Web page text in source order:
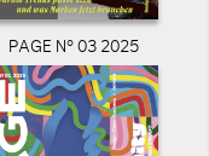
PAGE N° 03 2025